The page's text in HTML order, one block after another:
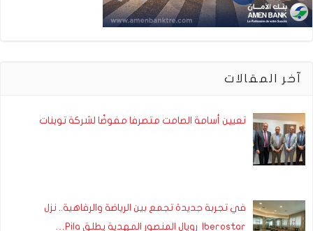
آخر المقالات
تعيين أسامة الصامت متصرفا مفوضًا لشركة توبنات
في تجربة جديدة تجمع بين الرياضة والرفاهية.. نزل
Iberostar رويال المنصور المهدية يطلق Pila…